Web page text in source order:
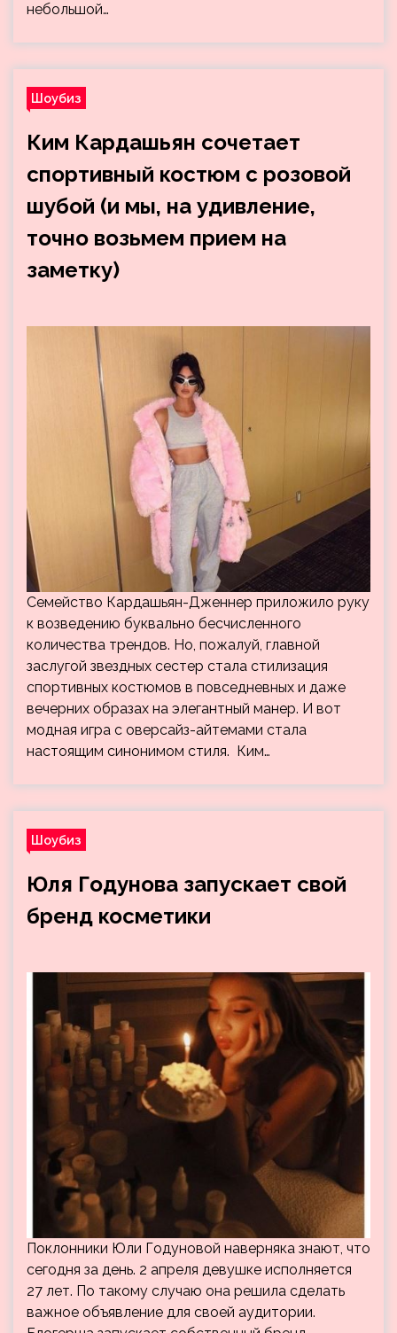
небольшой…
Шоубиз
Ким Кардашьян сочетает
спортивный костюм с розовой
шубой (и мы, на удивление,
точно возьмем прием на
заметку)
Семейство Кардашьян-Дженнер приложило руку
к возведению буквально бесчисленного
количества трендов. Но, пожалуй, главной
заслугой звездных сестер стала стилизация
спортивных костюмов в повседневных и даже
вечерних образах на элегантный манер. И вот
модная игра с оверсайз-айтемами стала
настоящим синонимом стиля. Ким…
Шоубиз
Юля Годунова запускает свой
бренд косметики
Поклонники Юли Годуновой наверняка знают, что
сегодня за день. 2 апреля девушке исполняется
27 лет. По такому случаю она решила сделать
важное объявление для своей аудитории.